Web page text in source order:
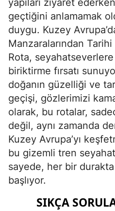
yapıları ziyaret
geçtiğini anlamamak
duygu. Kuzey
Manzaralarından
Rota,
biriktirme fırsatı
doğanın güzelliği ve
geçişi, gözlerimizi
olarak, bu rotalar,
değil, aynı zamanda
Kuzey Avrupa’yı
bu gizemli tren
sayede, her bir
başlıyor.
SIKÇA